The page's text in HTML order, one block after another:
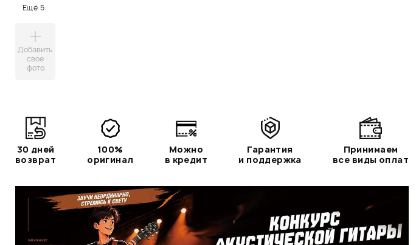
Ещё 5
Добавить
свое
фото
30 дней
возврат
100%
оригинал
Можно
в кредит
Гарантия
и поддержка
Принимаем
все виды оплат